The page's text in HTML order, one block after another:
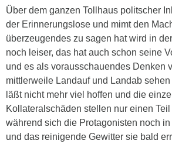
Über dem ganzen Tollhaus politscher
der Erinnerungslose und mimt den
überzeugendes zu sagen hat wird in
noch leiser, das hat auch schon seine
und es als vorausschauendes Denken
mittlerweile Landauf und Landab
läßt nicht mehr viel hoffen und die
Kollateralschäden stellen nur einen
während sich die Protagonisten noch
und das reinigende Gewitter sie bald